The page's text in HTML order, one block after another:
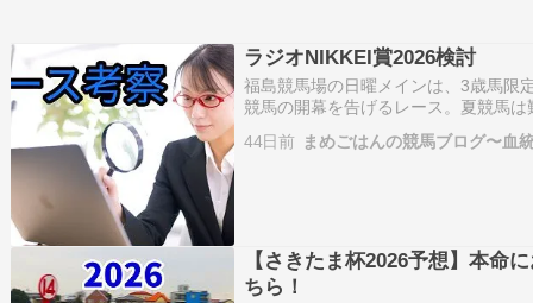
ラジオNIKKEI賞2026検討
福島競馬場の日曜メインは、3歳馬限
競馬の開幕を告げるレース。夏競馬
みなレースである。上位人気馬の取
の評価を載せておきます。????​ロー
44日前 まめごはんの競馬ブログ〜血
【さきたま杯2026予想】本命
ちら！